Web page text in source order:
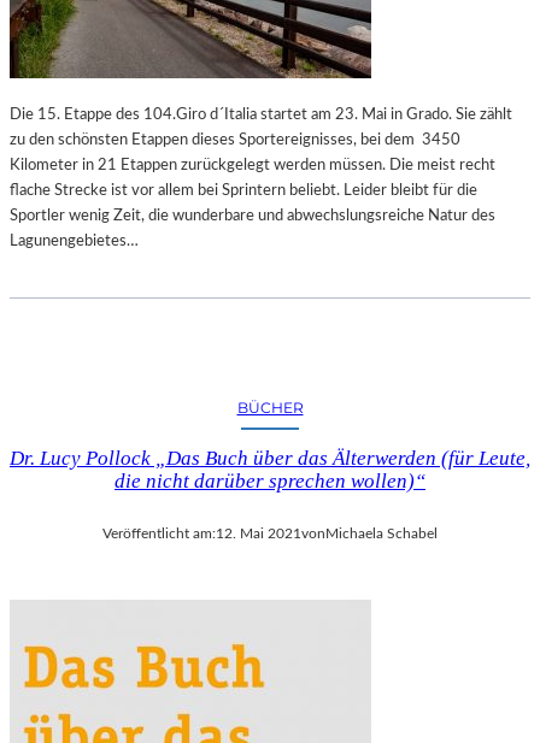
Die 15. Etappe des 104.Giro d´Italia startet am 23. Mai in Grado. Sie zählt
zu den schönsten Etappen dieses Sportereignisses, bei dem 3450
Kilometer in 21 Etappen zurückgelegt werden müssen. Die meist recht
flache Strecke ist vor allem bei Sprintern beliebt. Leider bleibt für die
Sportler wenig Zeit, die wunderbare und abwechslungsreiche Natur des
Lagunengebietes…
BÜCHER
Dr. Lucy Pollock „Das Buch über das Älterwerden (für Leute,
die nicht darüber sprechen wollen)“
Veröffentlicht am:12. Mai 2021 von Michaela Schabel